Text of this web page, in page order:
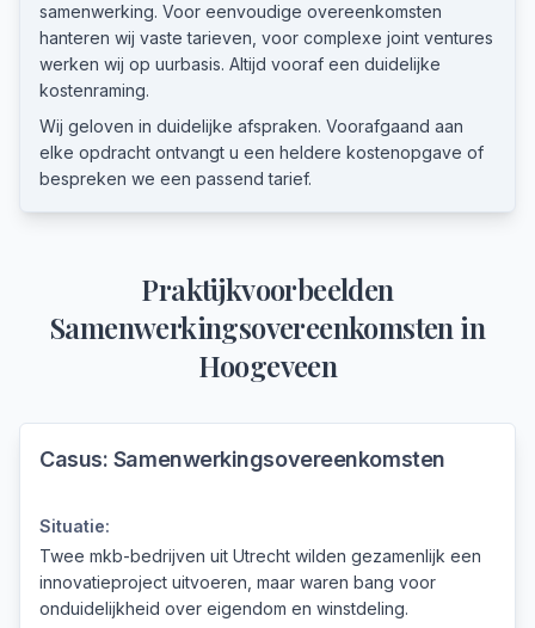
samenwerking. Voor eenvoudige overeenkomsten
hanteren wij vaste tarieven, voor complexe joint ventures
werken wij op uurbasis. Altijd vooraf een duidelijke
kostenraming.
Wij geloven in duidelijke afspraken. Voorafgaand aan
elke opdracht ontvangt u een heldere kostenopgave of
bespreken we een passend tarief.
Praktijkvoorbeelden
Samenwerkingsovereenkomsten in
Hoogeveen
Casus: Samenwerkingsovereenkomsten
Situatie:
Twee mkb-bedrijven uit Utrecht wilden gezamenlijk een
innovatieproject uitvoeren, maar waren bang voor
onduidelijkheid over eigendom en winstdeling.